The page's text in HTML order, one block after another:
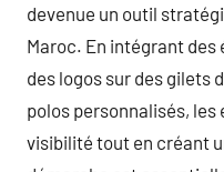
devenue un outil
Maroc. En intégrant des
des logos sur des gilets
polos personnalisés,
visibilité tout en créant